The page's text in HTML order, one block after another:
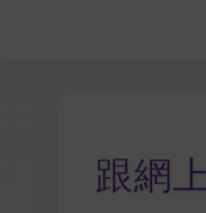
跟網